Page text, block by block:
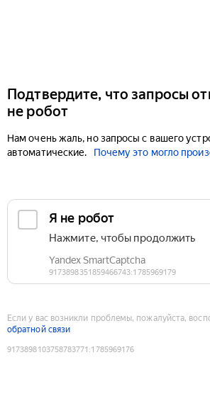
Подтвердите, что запросы
не робот
Нам очень жаль, но запросы с вашего
автоматические.
Почему это могло
Если у вас возникли проблемы, пожалуйста,
обратной связи
9173898103758783771 :1785969176